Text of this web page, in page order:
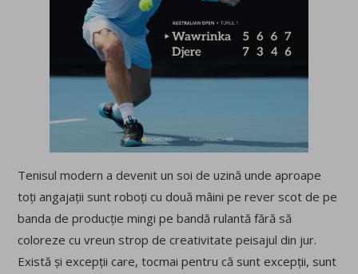
Tenisul modern a devenit un soi de uzină unde aproape
toți angajații sunt roboți cu două mâini pe rever scot de pe
banda de producție mingi pe bandă rulantă fără să
coloreze cu vreun strop de creativitate peisajul din jur.
Există și excepții care, tocmai pentru că sunt excepții, sunt